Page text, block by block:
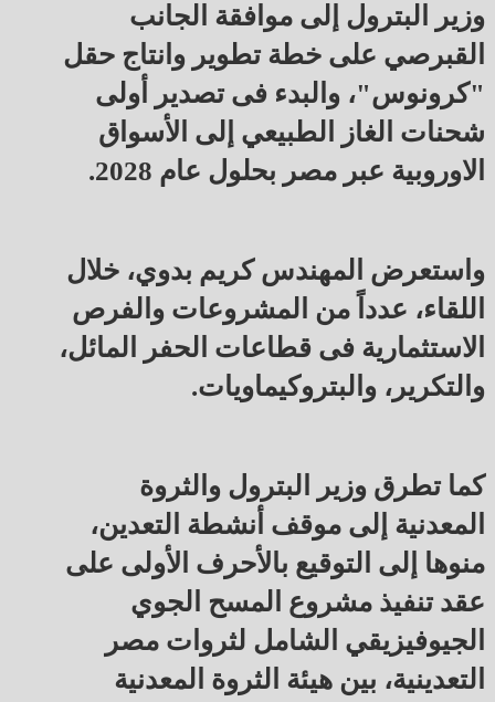
وزير البترول إلى موافقة الجانب
القبرصي على خطة تطوير وانتاج حقل
"كرونوس"، والبدء فى تصدير أولى
شحنات الغاز الطبيعي إلى الأسواق
الاوروبية عبر مصر بحلول عام 2028.
واستعرض المهندس كريم بدوي، خلال
اللقاء، عدداً من المشروعات والفرص
الاستثمارية فى قطاعات الحفر المائل،
والتكرير، والبتروكيماويات.
كما تطرق وزير البترول والثروة
المعدنية إلى موقف أنشطة التعدين،
منوها إلى التوقيع بالأحرف الأولى على
عقد تنفيذ مشروع المسح الجوي
الجيوفيزيقي الشامل لثروات مصر
التعدينية، بين هيئة الثروة المعدنية